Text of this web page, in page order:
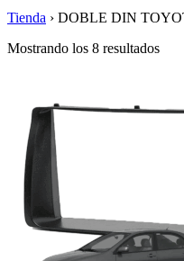
Tienda › DOBLE DIN
Mostrando los 8 resultados